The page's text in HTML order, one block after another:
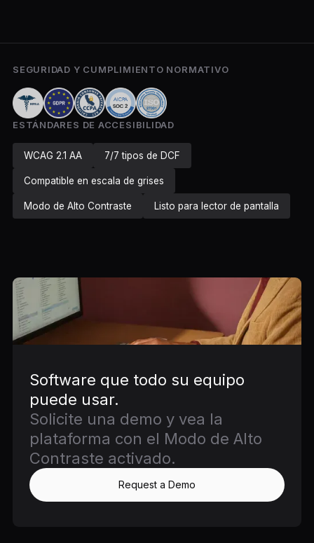
SEGURIDAD Y CUMPLIMIENTO NORMATIVO
ESTÁNDARES DE ACCESIBILIDAD
WCAG 2.1 AA 7/7 tipos de DCF
Compatible en escala de grises
Modo de Alto Contraste Listo para lector de pantalla
Software que todo su equipo
puede usar.
Solicite una demo y vea la
plataforma con el Modo de Alto
Contraste activado.
Request a Demo